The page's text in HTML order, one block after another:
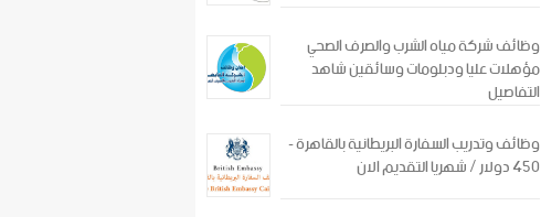
وظائف شركة مياه الشرب والصرف الصحي
مؤهلات عليا ودبلومات وسائقين شاهد
التفاصيل
وظائف وتدريب السفارة البريطانية بالقاهرة -
450 دولار / شهريا التقديم الان